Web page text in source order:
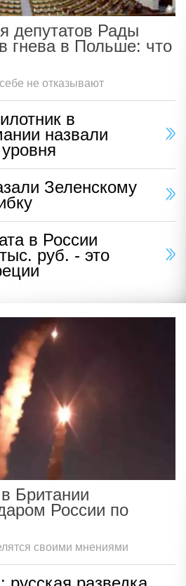
депутатов Рады
гнева в Польше: что
не отказывают
в
назвали
Зеленскому
в России
руб. - это
Британии
России по
своими мнениями